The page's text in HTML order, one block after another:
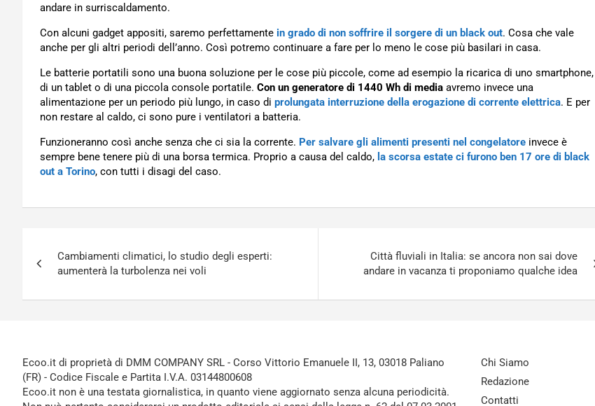
andare in surriscaldamento.
Con alcuni gadget appositi, saremo perfettamente in grado di non soffrire il sorgere di un black out. Cosa che vale
anche per gli altri periodi dell’anno. Così potremo continuare a fare per lo meno le cose più basilari in casa.
Le batterie portatili sono una buona soluzione per le cose più piccole, come ad esempio la ricarica di uno smartphone,
di un tablet o di una piccola console portatile. Con un generatore di 1440 Wh di media avremo invece una
alimentazione per un periodo più lungo, in caso di prolungata interruzione della erogazione di corrente elettrica. E per
non restare al caldo, ci sono pure i ventilatori a batteria.
Funzioneranno così anche senza che ci sia la corrente. Per salvare gli alimenti presenti nel congelatore invece è
sempre bene tenere più di una borsa termica. Proprio a causa del caldo, la scorsa estate ci furono ben 17 ore di black
out a Torino, con tutti i disagi del caso.
articoli
Cambiamenti climatici, lo studio degli esperti:
aumenterà la turbolenza nei voli
Città fluviali in Italia: se ancora non sai dove
andare in vacanza ti proponiamo qualche idea
Ecoo.it di proprietà di DMM COMPANY SRL - Corso Vittorio Emanuele II, 13, 03018 Paliano
(FR) - Codice Fiscale e Partita I.V.A. 03144800608
Ecoo.it non è una testata giornalistica, in quanto viene aggiornato senza alcuna periodicità.
Chi Siamo
Redazione
Contatti